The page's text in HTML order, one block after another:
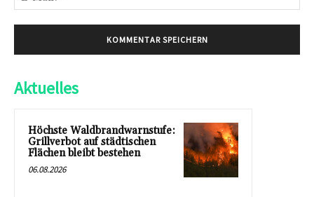
Aktuelles
Höchste Waldbrandwarnstufe:
Grillverbot auf städtischen
Flächen bleibt bestehen
06.08.2026